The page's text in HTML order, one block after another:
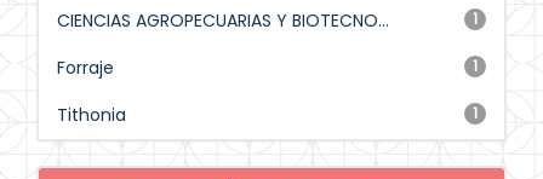
1
CIENCIAS AGROPECUARIAS Y BIOTECNO...
1
Forraje
1
Tithonia